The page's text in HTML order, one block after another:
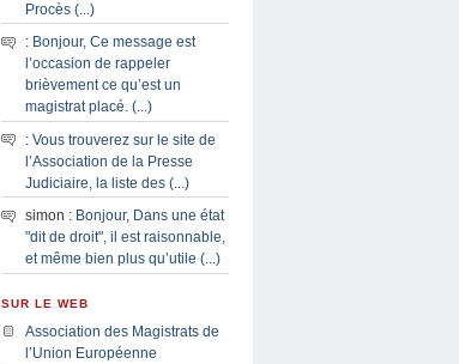
Procès (...)
: Bonjour, Ce message est
l’occasion de rappeler
brièvement ce qu’est un
magistrat placé. (...)
: Vous trouverez sur le site de
l’Association de la Presse
Judiciaire, la liste des (...)
simon : Bonjour, Dans une état
"dit de droit", il est raisonnable,
et même bien plus qu’utile (...)
SUR LE WEB
Association des Magistrats de
l’Union Européenne